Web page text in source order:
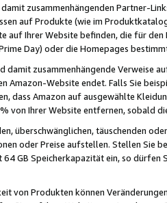
zusammenhängenden Partner-
auf Produkte (wie im
auf Ihrer Website befinden, die für
Day) oder die Homepages
damit zusammenhängende
Amazon-Website endet. Falls Sie
dass Amazon auf ausgewählte
von Ihrer Website entfernen, sobald
überschwänglichen, täuschenden
oder Preise aufstellen. Stellen Sie
GB Speicherkapazität ein, so dürfen
von Produkten können